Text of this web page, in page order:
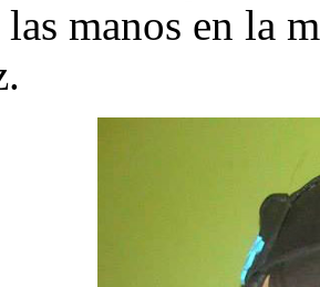
manos en la